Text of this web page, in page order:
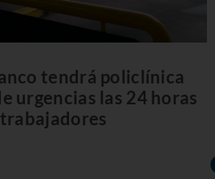
tendrá policlínica
urgencias las 24 horas